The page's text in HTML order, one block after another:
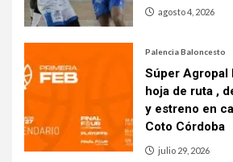
agosto 4, 2026
Palencia Baloncesto
Súper Agropal
hoja de ruta ,
y estreno en
Coto Córdoba
julio 29, 2026